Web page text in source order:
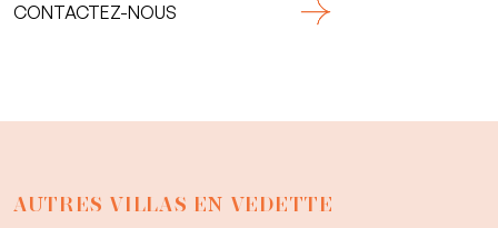
CONTACTEZ-NOUS
AUTRES VILLAS EN VEDETTE